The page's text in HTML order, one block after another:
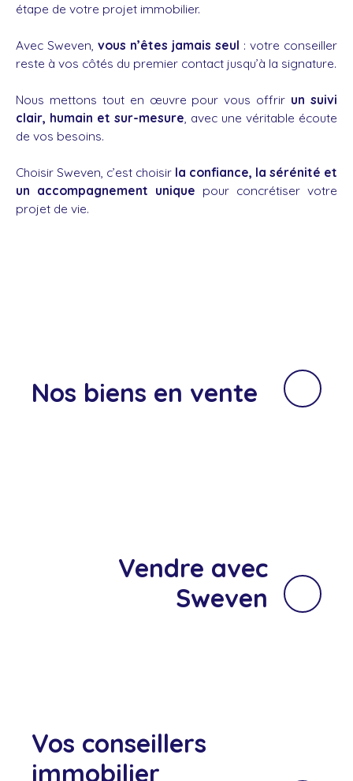
étape de votre projet immobilier.
Avec Sweven, vous n’êtes jamais seul : votre conseiller
reste à vos côtés du premier contact jusqu’à la signature.
Nous mettons tout en œuvre pour vous offrir un suivi
clair, humain et sur-mesure, avec une véritable écoute
de vos besoins.
Choisir Sweven, c’est choisir la confiance, la sérénité et
un accompagnement unique pour concrétiser votre
projet de vie.
Nos biens en vente
Vendre avec
Sweven
Vos conseillers
immobilier